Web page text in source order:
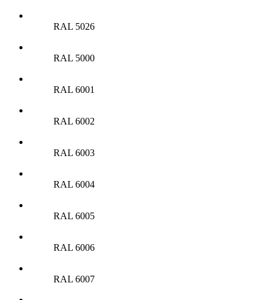
RAL 5026
RAL 5000
RAL 6001
RAL 6002
RAL 6003
RAL 6004
RAL 6005
RAL 6006
RAL 6007